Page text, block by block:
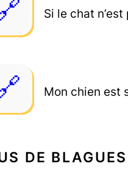
Si le chat
Mon chien est
DE BLAGUES